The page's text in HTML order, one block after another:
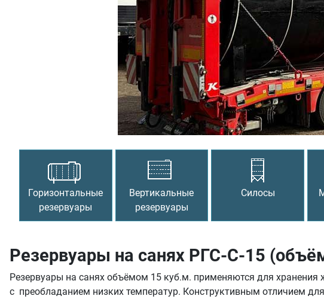
Предыдущий
Горизонтальные
резервуары
Вертикальные
резервуары
Силосы
Резервуары на санях РГС-С-15
Резервуары на санях объёмом 15 куб.м. применяются для хранения
с преобладанием низких температур. Конструктивным отличием